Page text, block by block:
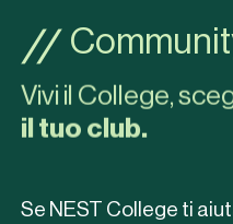
Vivi il College,
il tuo club.
Se NEST College ti